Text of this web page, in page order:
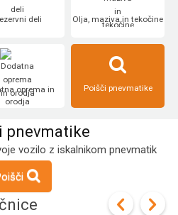
deli Olja, maziva in tekočine
oprema in
orodja
Poišči pnevmatike
pnevmatike
vozilo z iskalnikom pnevmatik